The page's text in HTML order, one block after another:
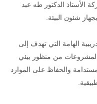
الأستاذ الدكتور طه عبد
شئون البيئة.
الهامة التي تهدف إلى
المشروعات من منظور بيئي
والحفاظ على الموارد